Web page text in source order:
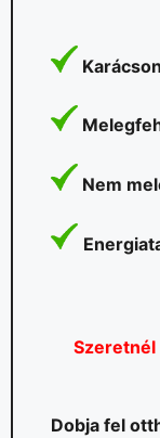
Nem
Szeretnél
Dobja fel